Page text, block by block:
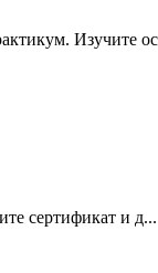
Изучите
сертификат и д...